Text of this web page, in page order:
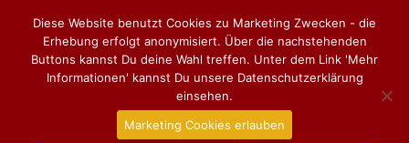
Diese Website benutzt Cookies zu Marketing Zwecken - die
Erhebung erfolgt anonymisiert. Über die nachstehenden
Buttons kannst Du deine Wahl treffen. Unter dem Link 'Mehr
Informationen' kannst Du unsere Datenschutzerklärung
einsehen.
Marketing Cookies erlauben